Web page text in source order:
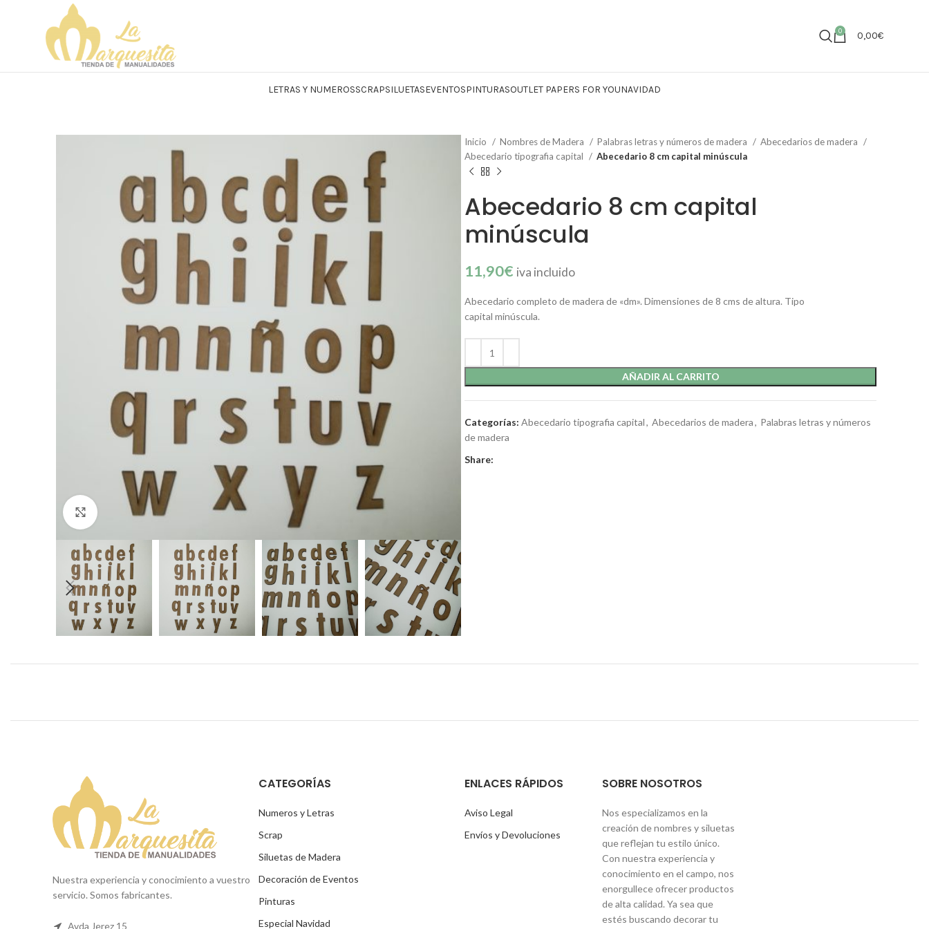
0 0,00€
LETRAS Y NUMEROSSCRAPSILUETASEVENTOSPINTURASOUTLET PAPERS FOR YOUNAVIDAD
Click to enlarge
Inicio Nombres de Madera Palabras letras y números de madera
Abecedarios de madera
Abecedario tipografia capital
Abecedario 8 cm capital minúscula
Abecedario 8 cm capital
minúscula
11,90€ iva incluido
Abecedario completo de madera de «dm». Dimensiones de 8 cms de altura. Tipo
capital minúscula.
AÑADIR AL CARRITO
Categorías: Abecedario tipografia capital, Abecedarios de madera, Palabras letras y números
de madera
Share:
Nuestra experiencia y conocimiento a vuestro
servicio. Somos fabricantes.
Avda Jerez 15
CATEGORÍAS
Numeros y Letras
Scrap
Siluetas de Madera
Decoración de Eventos
Pinturas
Especial Navidad
ENLACES RÁPIDOS
Aviso Legal
Envíos y Devoluciones
SOBRE NOSOTROS
Nos especializamos en la
creación de nombres y siluetas
que reflejan tu estilo único.
Con nuestra experiencia y
conocimiento en el campo, nos
enorgullece ofrecer productos
de alta calidad. Ya sea que
estés buscando decorar tu